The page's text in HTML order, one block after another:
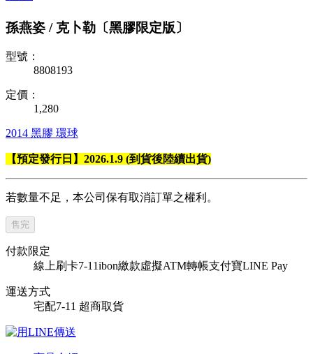
孫燕姿 / 克卜勒〔黑膠限定版〕
型號：
8808193
定價：
1,280
2014 黑膠 環球
【預定發行日】2026.1.9 (到貨後陸續出貨)
若數量不足，本公司保有取消訂單之權利。
售完
付款限定
線上刷卡7-11ibon繳款虛擬ATM轉帳支付寶LINE Pay
運送方式
宅配7-11 超商取貨